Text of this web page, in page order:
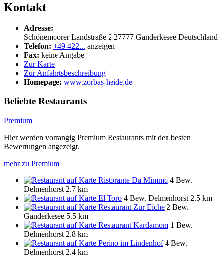
Kontakt
Adresse:
Schönemoorer Landstraße 2 27777 Ganderkesee Deutschland
Telefon: +49 422... anzeigen
Fax: keine Angabe
Zur Karte
Zur Anfahrtsbeschreibung
Homepage: www.zorbas-heide.de
Beliebte Restaurants
Premium
Hier werden vorrangig Premium Restaurants mit den besten
Bewertungen angezeigt.
mehr zu Premium
Ristorante Da Mimmo 4 Bew.
Delmenhorst 2.7 km
El Toro 4 Bew. Delmenhorst 2.5 km
Restaurant Zur Eiche 2 Bew.
Ganderkesee 5.5 km
Restaurant Kardamom 1 Bew.
Delmenhorst 2.8 km
Perino im Lindenhof 4 Bew.
Delmenhorst 2.4 km